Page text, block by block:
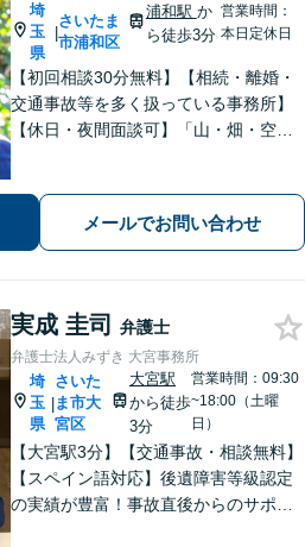
埼
玉
県
|
さいたま
市浦和区
浦和駅 か
ら徒歩3分
営業時間：
本日定休日
【初回相談30分無料】【相続・離婚・
交通事故等を多く扱っている事務所】
【休日・夜間面談可】「山・畑・空き
メールでお問い合わせ
実成 圭司 弁護士
弁護士法人みずき 大宮事務所
埼
玉
県
|
さいた
ま市大
宮区
大宮駅
から徒歩
3分
営業時間：09:30
~18:00（土曜
日）
【大宮駅3分】【交通事故・相談無料】
【スペイン語対応】後遺障害等級認定
の実績が豊富！事故直後からのサポー